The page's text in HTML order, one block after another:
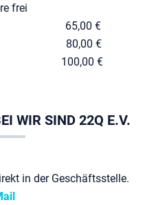
frei
65,00 €
80,00 €
100,00 €
WIR SIND 22Q E.V.
in der Geschäftsstelle.